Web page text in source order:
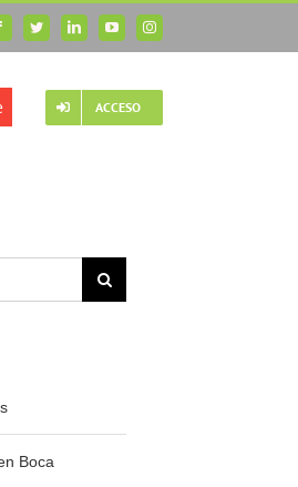
FacebookTwitterLinkedInYouTubeInstagram
ACCESO
Boca